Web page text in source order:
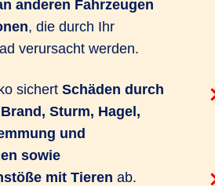
anderen Fahrzeugen
, die durch Ihr
verursacht werden.
sichert Schäden durch
Sturm, Hagel,
und
sowie
mit Tieren ab.